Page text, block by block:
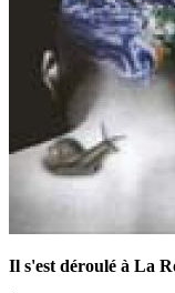
Il s'est déroulé à La